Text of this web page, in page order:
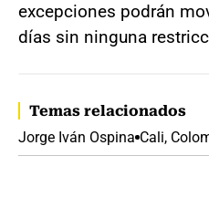
excepciones podrán
días sin ninguna
Temas relacionados
Jorge Iván Ospina Cali,